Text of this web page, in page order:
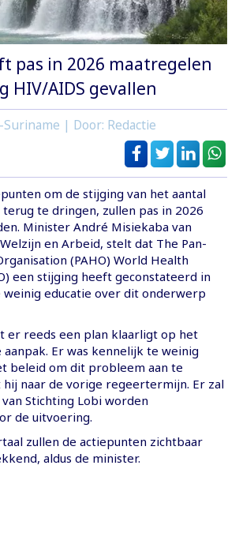
pas in 2026 maatregelen
HIV/AIDS gevallen
Suriname | Door: Redactie
om de stijging van het aantal
terug te dringen, zullen pas in 2026
Minister André Misiekaba van
en Arbeid, stelt dat The Pan-
(PAHO) World Health
een stijging heeft geconstateerd in
weinig educatie over dit onderwerp
er reeds een plan klaarligt op het
Er was kennelijk te weinig
beleid om dit probleem aan te
naar de vorige regeertermijn. Er zal
Stichting Lobi worden
de uitvoering.
zullen de actiepunten zichtbaar
aldus de minister.